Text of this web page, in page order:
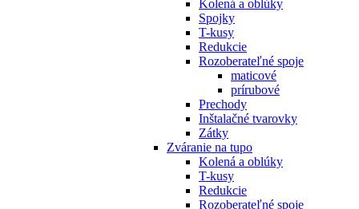
Kolená a oblúky
Spojky
T-kusy
Redukcie
Rozoberateľné spoje
maticové
prírubové
Prechody
Inštalačné tvarovky
Zátky
Zváranie na tupo
Kolená a oblúky
T-kusy
Redukcie
Rozoberateľné spoje